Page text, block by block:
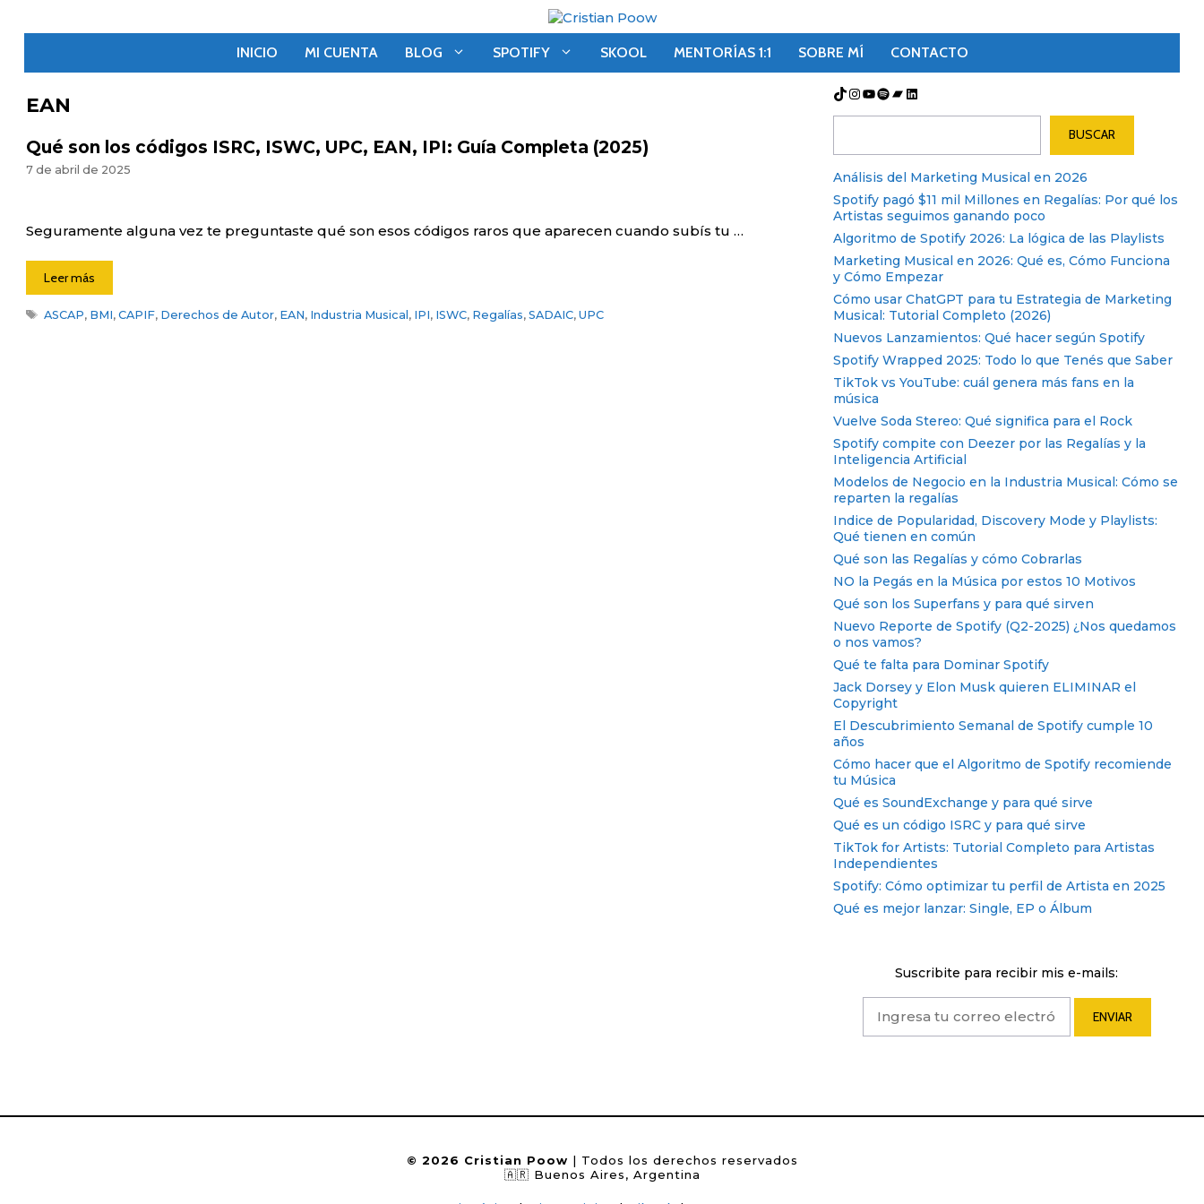
INICIO MI CUENTA BLOG SPOTIFY SKOOL MENTORÍAS 1:1 SOBRE MÍ CONTACTO
EAN
Qué son los códigos ISRC, ISWC, UPC, EAN, IPI: Guía Completa (2025)
7 de abril de 2025
Seguramente alguna vez te preguntaste qué son esos códigos raros que aparecen cuando subís tu …
Leer más
Etiquetas
ASCAP, BMI,CAPIF, Derechos de Autor, EAN, Industria Musical, IPI, ISWC, Regalías,SADAIC,UPC
TikTok
Instagram
YouTube
Spotify
Bandcamp
LinkedIn
BUSCAR
Análisis del Marketing Musical en 2026
Spotify pagó $11 mil Millones en Regalías: Por qué los
Artistas seguimos ganando poco
Algoritmo de Spotify 2026: La lógica de las Playlists
Marketing Musical en 2026: Qué es, Cómo Funciona
y Cómo Empezar
Cómo usar ChatGPT para tu Estrategia de Marketing
Musical: Tutorial Completo (2026)
Nuevos Lanzamientos: Qué hacer según Spotify
Spotify Wrapped 2025: Todo lo que Tenés que Saber
TikTok vs YouTube: cuál genera más fans en la
música
Vuelve Soda Stereo: Qué significa para el Rock
Spotify compite con Deezer por las Regalías y la
Inteligencia Artificial
Modelos de Negocio en la Industria Musical: Cómo se
reparten la regalías
Indice de Popularidad, Discovery Mode y Playlists:
Qué tienen en común
Qué son las Regalías y cómo Cobrarlas
NO la Pegás en la Música por estos 10 Motivos
Qué son los Superfans y para qué sirven
Nuevo Reporte de Spotify (Q2-2025) ¿Nos quedamos
o nos vamos?
Qué te falta para Dominar Spotify
Jack Dorsey y Elon Musk quieren ELIMINAR el
Copyright
El Descubrimiento Semanal de Spotify cumple 10
años
Cómo hacer que el Algoritmo de Spotify recomiende
tu Música
Qué es SoundExchange y para qué sirve
Qué es un código ISRC y para qué sirve
TikTok for Artists: Tutorial Completo para Artistas
Independientes
Spotify: Cómo optimizar tu perfil de Artista en 2025
Qué es mejor lanzar: Single, EP o Álbum
Suscribite para recibir mis e-mails:
© 2026 Cristian Poow | Todos los derechos reservados
🇦🇷 Buenos Aires, Argentina